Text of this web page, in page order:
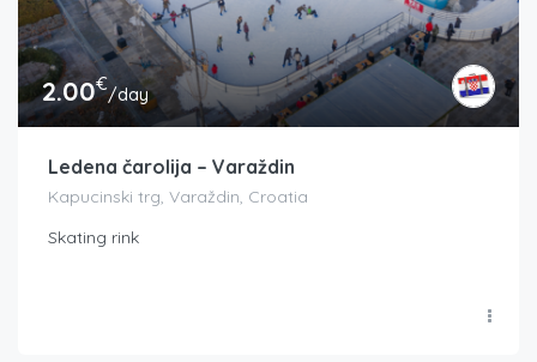
2.00€/day
Ledena čarolija – Varaždin
Kapucinski trg, Varaždin, Croatia
Skating rink